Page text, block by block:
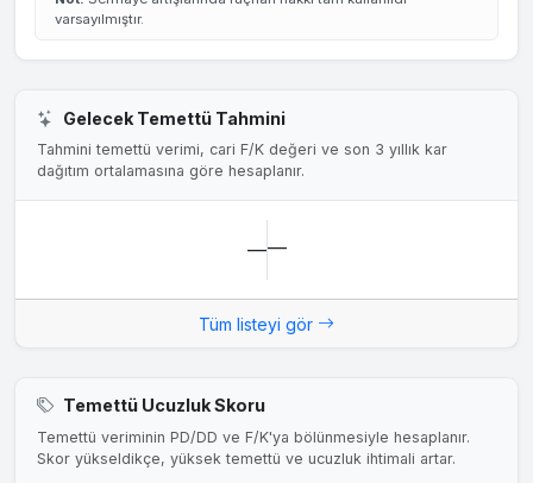
varsayılmıştır.
Gelecek Temettü Tahmini
Tahmini temettü verimi, cari F/K değeri ve son 3 yıllık kar
dağıtım ortalamasına göre hesaplanır.
——
Tüm listeyi gör
Temettü Ucuzluk Skoru
Temettü veriminin PD/DD ve F/K'ya bölünmesiyle hesaplanır.
Skor yükseldikçe, yüksek temettü ve ucuzluk ihtimali artar.